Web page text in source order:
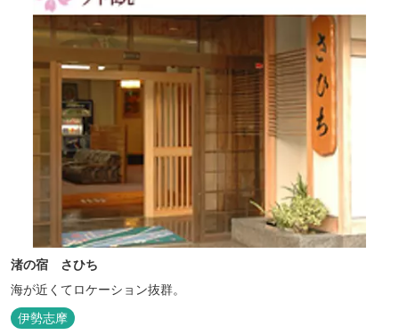
渚の宿 さひち
海が近くてロケーション抜群。
伊勢志摩